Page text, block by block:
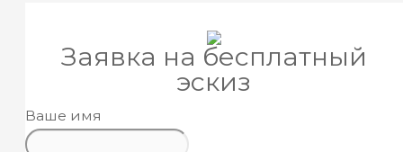
Заявка на бесплатный
эскиз
Ваше имя